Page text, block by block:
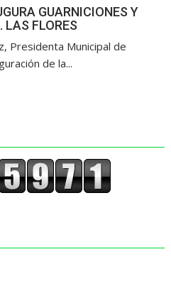
GUARNICIONES Y
LAS FLORES
Presidenta Municipal de
de la...